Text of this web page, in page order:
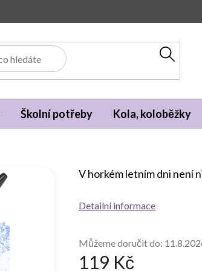
Školní potřeby Kola, koloběžky
119 Kč
Můžeme doručit do:
V horkém letním dni není
Detailní informace